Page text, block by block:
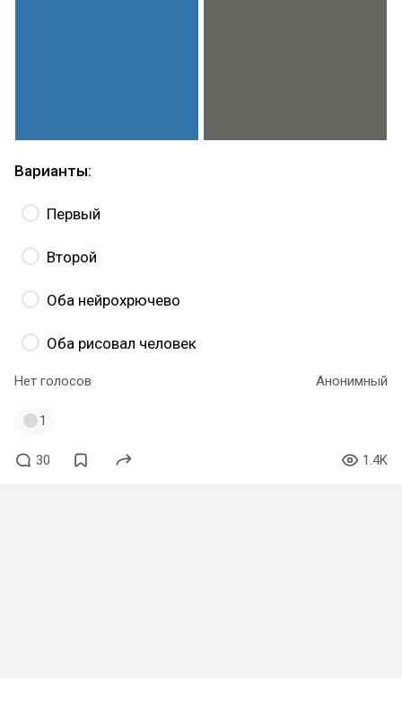
Варианты:
Первый
Второй
Оба нейрохрючево
Оба рисовал человек
Нет голосов Анонимный
1
30 1.4K